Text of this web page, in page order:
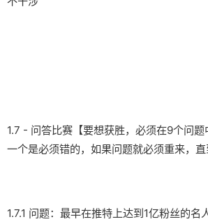
1.7 - 问答比赛【要想获胜，必须在9个问
一个是必须错的，如果问题就必须重来，直
1.7.1 问题：最早在推特上达到1亿粉丝的名